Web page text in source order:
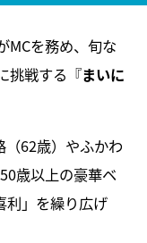
MCを務め、旬な
挑戦する『まいに
62歳）やふかわ
歳以上の豪華ベ
利」を繰り広げ